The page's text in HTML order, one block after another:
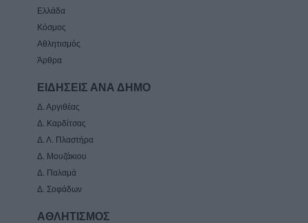
Ελλάδα
Κόσμος
Αθλητισμός
Άρθρα
ΕΙΔΗΣΕΙΣ ΑΝΑ ΔΗΜΟ
Δ. Αργιθέας
Δ. Καρδίτσας
Δ. Λ. Πλαστήρα
Δ. Μουζάκιου
Δ. Παλαμά
Δ. Σοφάδων
ΑΘΛΗΤΙΣΜΟΣ